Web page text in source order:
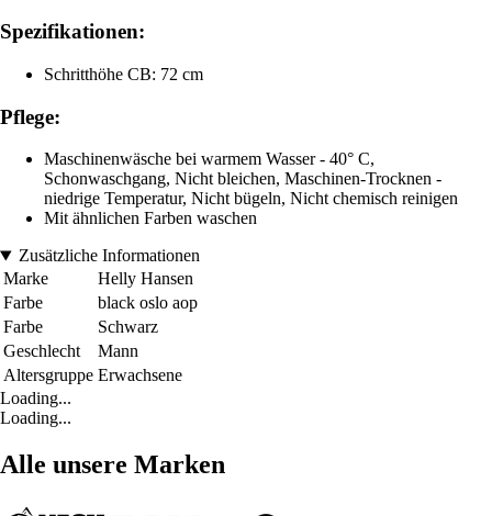
Spezifikationen:
Schritthöhe CB: 72 cm
Pflege:
Maschinenwäsche bei warmem Wasser - 40° C,
Schonwaschgang, Nicht bleichen, Maschinen-Trocknen -
niedrige Temperatur, Nicht bügeln, Nicht chemisch reinigen
Mit ähnlichen Farben waschen
Zusätzliche Informationen
Marke
Helly Hansen
Farbe
black oslo aop
Farbe
Schwarz
Geschlecht
Mann
Altersgruppe Erwachsene
Loading...
Loading...
Alle unsere Marken